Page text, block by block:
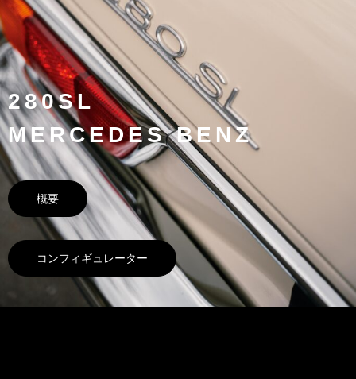
280SL
MERCEDES BENZ
概要
コンフィギュレーター